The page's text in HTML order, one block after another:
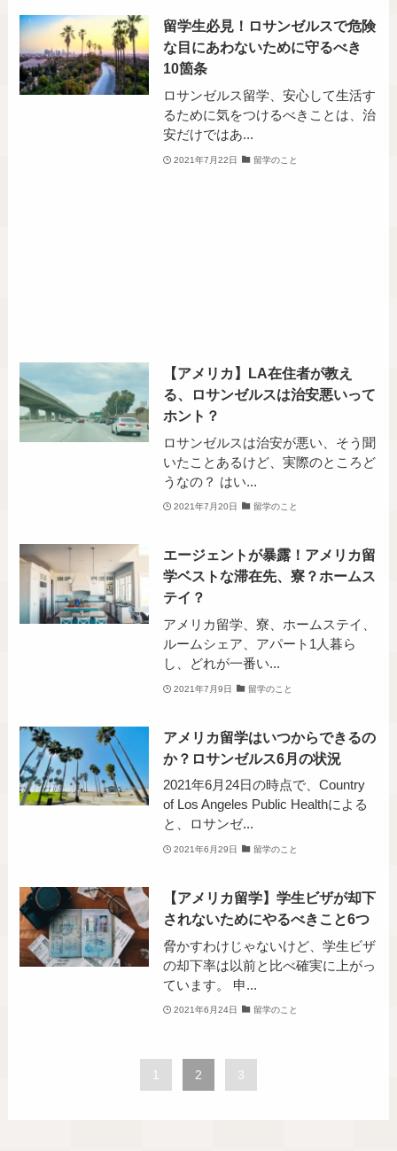
留学生必見！ロサンゼルスで危険
な目にあわないために守るべき
10箇条
ロサンゼルス留学、安心して生活す
るために気をつけるべきことは、治
安だけではあ...
2021年7月22日 留学のこと
【アメリカ】LA在住者が教え
る、ロサンゼルスは治安悪いって
ホント？
ロサンゼルスは治安が悪い、そう聞
いたことあるけど、実際のところど
うなの？ はい...
2021年7月20日 留学のこと
エージェントが暴露！アメリカ留
学ベストな滞在先、寮？ホームス
テイ？
アメリカ留学、寮、ホームステイ、
ルームシェア、アパート1人暮ら
し、どれが一番い...
2021年7月9日 留学のこと
アメリカ留学はいつからできるの
か？ロサンゼルス6月の状況
2021年6月24日の時点で、Country
of Los Angeles Public Healthによる
と、ロサンゼ...
2021年6月29日 留学のこと
【アメリカ留学】学生ビザが却下
されないためにやるべきこと6つ
脅かすわけじゃないけど、学生ビザ
の却下率は以前と比べ確実に上がっ
ています。 申...
2021年6月24日 留学のこと
1 2 3